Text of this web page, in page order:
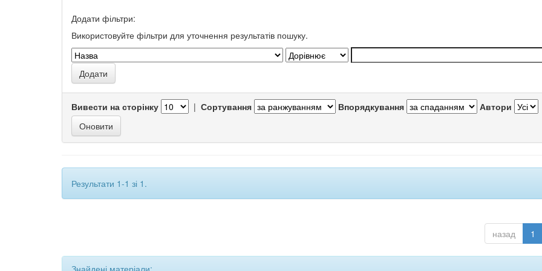
Додати фільтри:
Використовуйте фільтри для уточнення результатів пошуку.
Вивести на сторінку | Сортування Впорядкування Автори
Результати 1-1 зі 1.
назад 1
Знайдені матеріали: